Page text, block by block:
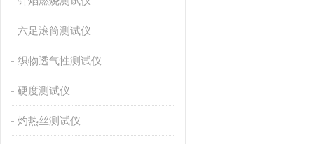
六足滚筒测试仪
织物透气性测试仪
硬度测试仪
灼热丝测试仪